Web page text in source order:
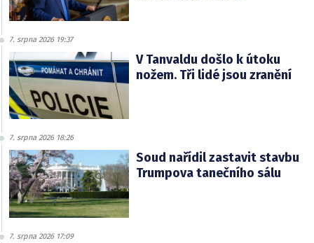
7. srpna 2026 19:37
V Tanvaldu došlo k útoku
nožem. Tři lidé jsou zranění
7. srpna 2026 18:26
Soud nařídil zastavit stavbu
Trumpova tanečního sálu
7. srpna 2026 17:09